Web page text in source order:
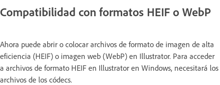
Compatibilidad con formatos HEIF o WebP
Ahora puede abrir o colocar archivos de formato de imagen de alta
eficiencia (HEIF) o imagen web (WebP) en Illustrator. Para acceder
a archivos de formato HEIF en Illustrator en Windows, necesitará los
archivos de los códecs.